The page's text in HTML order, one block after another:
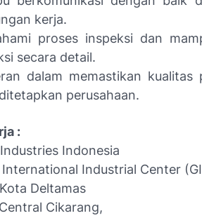
kerja.
proses inspeksi dan
secara detail.
dalam memastikan
perusahaan.
:
Indonesia
Industrial Center
Deltamas
Cikarang,